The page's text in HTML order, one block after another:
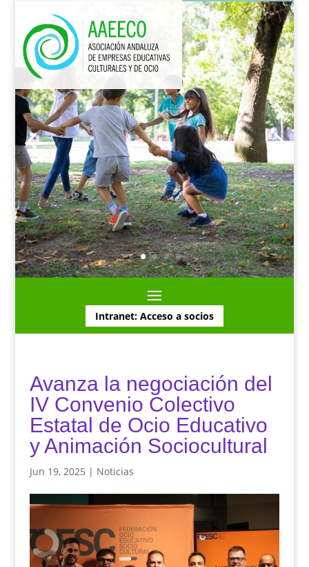
ANIMACIÓN DEPORTIVA
Intranet: Acceso a socios
Avanza la negociación del
IV Convenio Colectivo
Estatal de Ocio Educativo
y Animación Sociocultural
Jun 19, 2025 | Noticias